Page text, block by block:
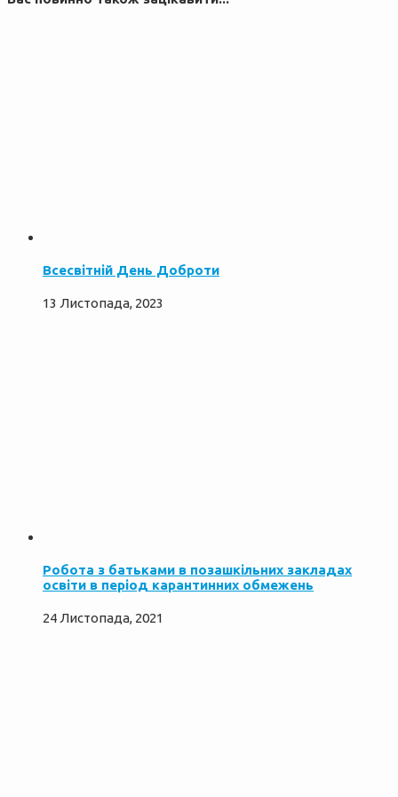
Всесвітній День Доброти
13 Листопада, 2023
Робота з батьками в позашкільних закладах
освіти в період карантинних обмежень
24 Листопада, 2021